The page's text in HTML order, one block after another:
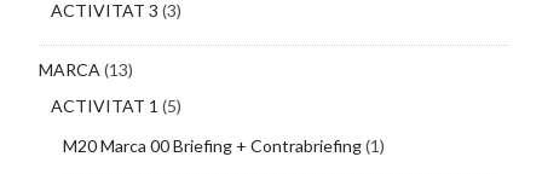
ACTIVITAT 3 (3)
MARCA (13)
ACTIVITAT 1 (5)
M20 Marca 00 Briefing + Contrabriefing(1)